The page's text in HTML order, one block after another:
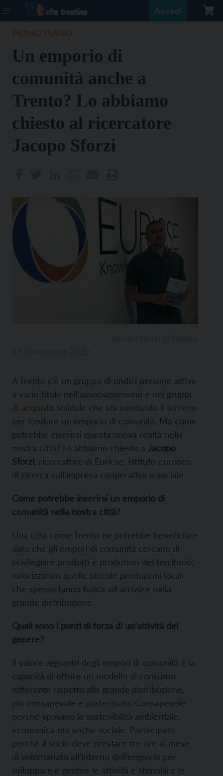
Accedi
Un emporio di
comunità anche a
Trento? Lo abbiamo
chiesto al ricercatore
Jacopo Sforzi
A Trento c’è un gruppo di undici persone attive
a vario titolo nell’associazionismo e nei gruppi
di acquisto solidale che sta sondando il terreno
per fondare un emporio di comunità. Ma come
potrebbe inserirsi questa nuova realtà nella
nostra città? Lo abbiamo chiesto a Jacopo
Sforzi , ricercatore di Euricse, Istituto europeo
di ricerca sull’impresa cooperativa e sociale.
Come potrebbe inserirsi un emporio di
comunità nella nostra città?
Una città come Trento ne potrebbe beneficiare
dato che gli empori di comunità cercano di
privilegiare prodotti e produttori del territorio,
valorizzando quelle piccole produzioni locali
che spesso fanno fatica ad arrivare nella
grande distribuzione.
Quali sono i punti di forza di un’attività del
genere?
Il valore aggiunto degli empori di comunità è la
capacità di offrire un modello di consumo
differente rispetto alla grande distribuzione,
più consapevole e partecipato. Consapevole
perché sposano la sostenibilità ambientale,
economica ma anche sociale. Partecipato
perché il socio deve prestare tre ore al mese
di volontariato all’interno dell’emporio per
sviluppare e gestire le attività e stimolare le